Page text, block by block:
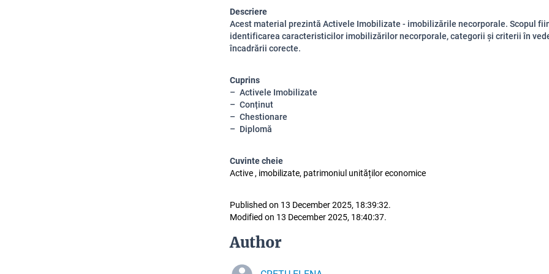
Descriere
Acest material prezintă Activele Imobilizate - imobilizările necorporale. Scopul
identificarea caracteristicilor imobilizărilor necorporale, categorii și criterii în
încadrării corecte.
Cuprins
Activele Imobilizate
Conținut
Chestionare
Diplomă
Cuvinte cheie
Active , imobilizate, patrimoniul unităților economice
Published on 13 December 2025, 18:39:32.
Modified on 13 December 2025, 18:40:37.
Author